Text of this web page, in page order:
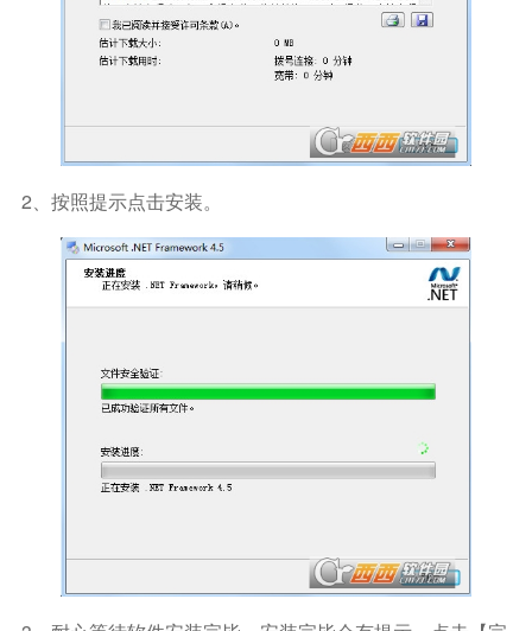
2、按照提示点击安装。